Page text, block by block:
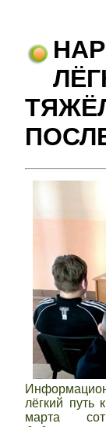
лёгкий путь
марта